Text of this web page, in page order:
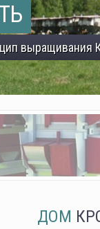
выращивания
ДОМ